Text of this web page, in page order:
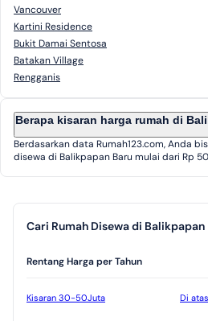
Vancouver
Kartini Residence
Bukit Damai Sentosa
Batakan Village
Rengganis
Berapa kisaran harga rumah di
Berdasarkan data Rumah123.com, Anda
disewa di Balikpapan Baru mulai dari Rp
Cari Rumah Disewa di
Rentang Harga per Tahun
Kisaran 30-50Juta Di